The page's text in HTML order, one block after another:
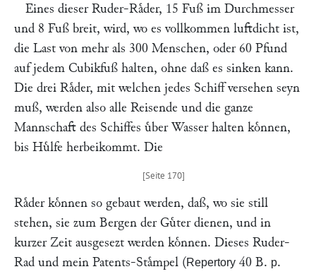
Eines dieser Ruder-Raͤder, 15 Fuß im Durchmesser
und 8 Fuß breit, wird, wo es vollkommen luftdicht ist,
die Last von mehr als 300 Menschen, oder 60 Pfund
auf jedem Cubikfuß halten, ohne daß es sinken kann.
Die drei Raͤder, mit welchen jedes Schiff versehen seyn
muß, werden also alle Reisende und die ganze
Mannschaft des Schiffes uͤber Wasser halten koͤnnen,
bis Huͤlfe herbeikommt. Die
Raͤder koͤnnen so gebaut werden, daß, wo sie still
stehen, sie zum Bergen der Guͤter dienen, und in
kurzer Zeit ausgesezt werden koͤnnen. Dieses Ruder-
Rad und mein Patents-Staͤmpel (Repertory 40 B. p.